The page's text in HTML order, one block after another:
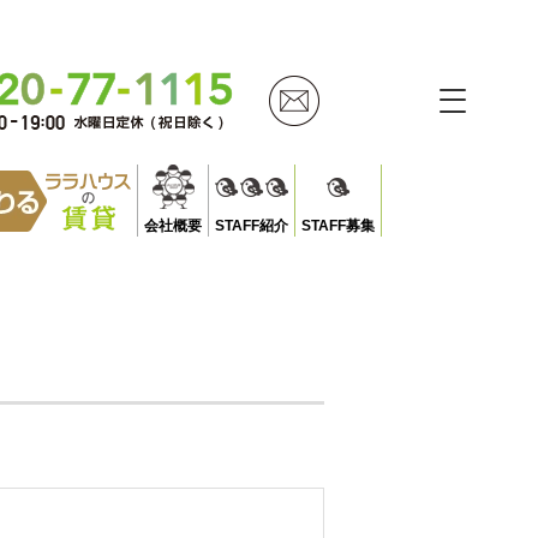
会社概要 STAFF紹介 STAFF募集